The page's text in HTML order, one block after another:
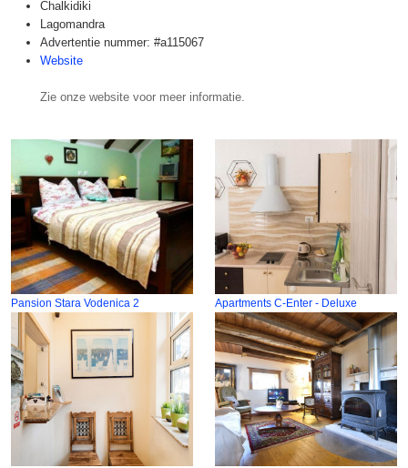
Chalkidiki
Lagomandra
Advertentie nummer: #a115067
Website
Zie onze website voor meer informatie.
Pansion Stara Vodenica 2 Apartments C-Enter - Deluxe